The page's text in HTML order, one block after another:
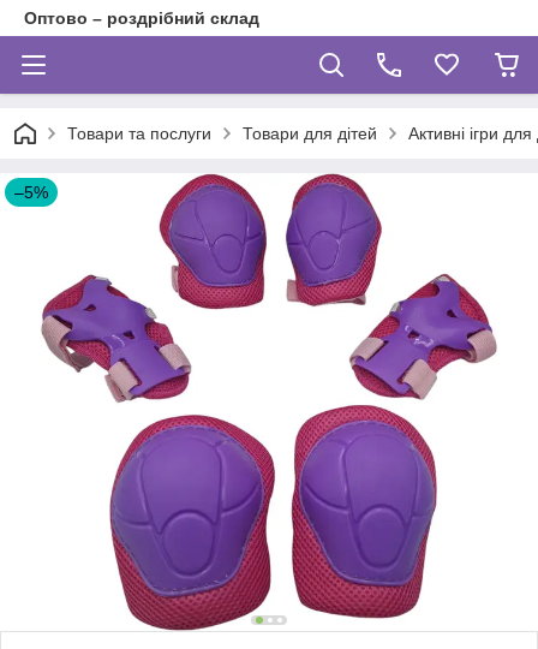
Оптово – роздрібний склад
Товари та послуги Товари для дітей Активні ігри для
–5%